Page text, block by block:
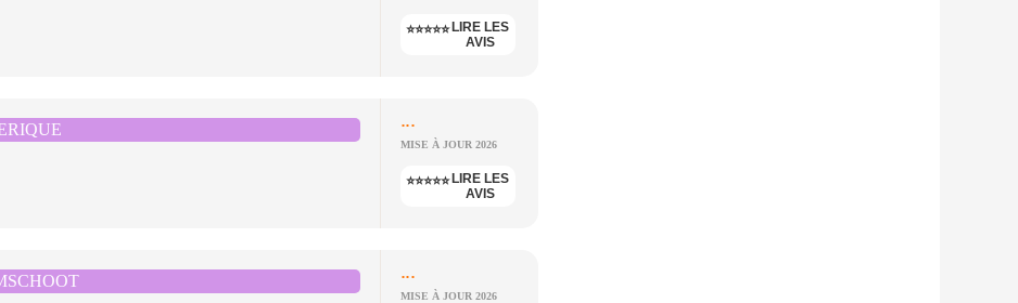
⭐⭐⭐⭐⭐ LIRE LES
AVIS
...
MISE À JOUR 2026
⭐⭐⭐⭐⭐ LIRE LES
AVIS
...
MISE À JOUR 2026